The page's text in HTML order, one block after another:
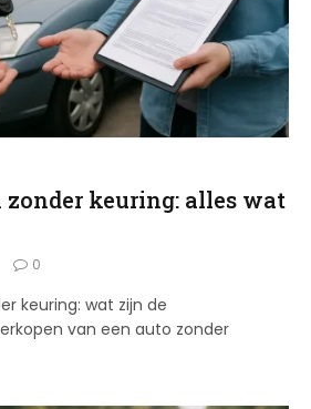
keuring: alles wat
0
keuring: wat zijn de
van een auto zonder